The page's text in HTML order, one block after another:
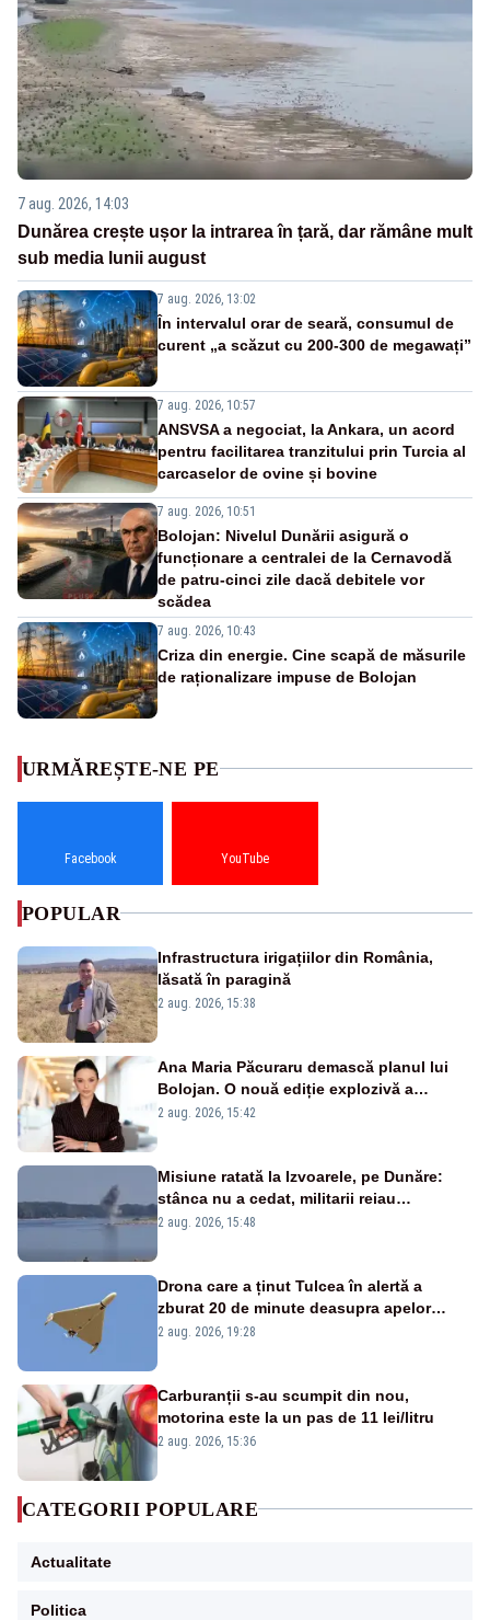
7 aug. 2026, 14:03
Dunărea crește ușor la intrarea în țară, dar rămâne mult
sub media lunii august
7 aug. 2026, 13:02
În intervalul orar de seară, consumul de
curent „a scăzut cu 200-300 de megawați”
7 aug. 2026, 10:57
ANSVSA a negociat, la Ankara, un acord
pentru facilitarea tranzitului prin Turcia al
carcaselor de ovine și bovine
7 aug. 2026, 10:51
Bolojan: Nivelul Dunării asigură o
funcționare a centralei de la Cernavodă
de patru-cinci zile dacă debitele vor
scădea
7 aug. 2026, 10:43
Criza din energie. Cine scapă de măsurile
de raționalizare impuse de Bolojan
URMĂREȘTE-NE PE
Facebook YouTube
POPULAR
Infrastructura irigațiilor din România,
lăsată în paragină
2 aug. 2026, 15:38
Ana Maria Păcuraru demască planul lui
Bolojan. O nouă ediție explozivă a
emisiunii „Miza Zilei” la Realitatea PLUS
2 aug. 2026, 15:42
Misiune ratată la Izvoarele, pe Dunăre:
stânca nu a cedat, militarii reiau
detonările luni – VIDEO
2 aug. 2026, 15:48
Drona care a ținut Tulcea în alertă a
zburat 20 de minute deasupra apelor
României. Au fost ridicate două F-16
2 aug. 2026, 19:28
Carburanții s-au scumpit din nou,
motorina este la un pas de 11 lei/litru
2 aug. 2026, 15:36
CATEGORII POPULARE
Actualitate
Politica